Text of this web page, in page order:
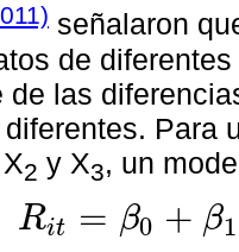
señalaron
de
de las
Para
2 y X3, un
Rit = β0 + β1
Ri t=β0 β1D t+β2 1it+ it